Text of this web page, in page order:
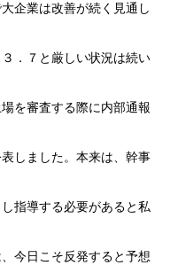
企業は改善が続く見通し
．７と厳しい状況は続い
を審査する際に内部通報
しました。本来は、幹事
指導する必要があると私
今日こそ反発すると予想